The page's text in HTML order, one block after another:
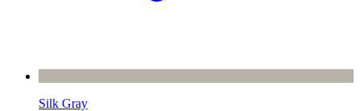
Silk Gray